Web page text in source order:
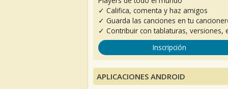
✓ Califica, comenta y haz amigos
✓ Guarda las canciones en tu
✓ Contribuir con tablaturas, versiones,
Inscripción
APLICACIONES ANDROID